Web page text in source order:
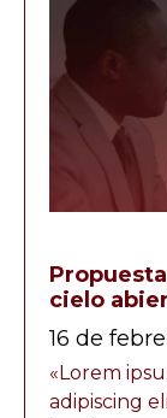
cielo
16 de
«Lorem
adipiscing